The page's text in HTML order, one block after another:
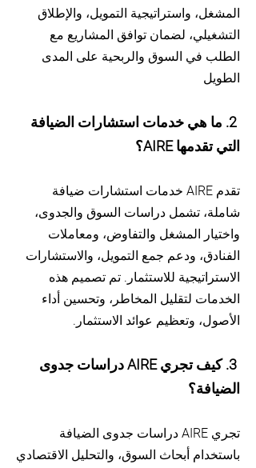
المشغل، واستراتيجية التمويل، والإطلاق
التشغيلي، لضمان توافق المشاريع مع
الطلب في السوق والربحية على المدى
الطويل
2. ما هي خدمات استشارات الضيافة
التي تقدمها AIRE؟
تقدم AIRE خدمات استشارات ضيافة
شاملة، تشمل دراسات السوق والجدوى،
واختيار المشغل والتفاوض، ومعاملات
الفنادق، ودعم جمع التمويل، والاستشارات
الاستراتيجية للاستثمار. تم تصميم هذه
الخدمات لتقليل المخاطر، وتحسين أداء
الأصول، وتعظيم عوائد الاستثمار.
3. كيف تجري AIRE دراسات جدوى
الضيافة؟
تجري AIRE دراسات جدوى الضيافة
باستخدام أبحاث السوق، والتحليل الاقتصادي